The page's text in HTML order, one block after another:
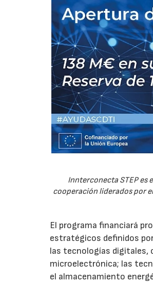
Innterconecta STEP es
cooperación liderados por
El programa financiará
estratégicos definidos
las tecnologías digitales,
microelectrónica; las
el almacenamiento